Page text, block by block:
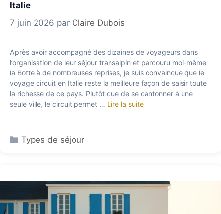
Italie
7 juin 2026 par Claire Dubois
Après avoir accompagné des dizaines de voyageurs dans
l’organisation de leur séjour transalpin et parcouru moi-même
la Botte à de nombreuses reprises, je suis convaincue que le
voyage circuit en Italie reste la meilleure façon de saisir toute
la richesse de ce pays. Plutôt que de se cantonner à une
seule ville, le circuit permet … Lire la suite
Catégories
Types de séjour